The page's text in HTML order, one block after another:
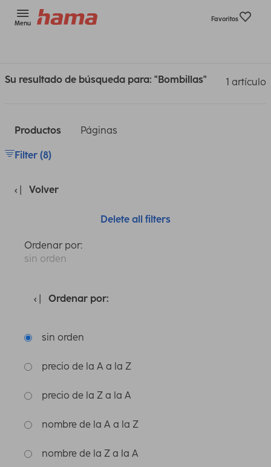
Menu
Favoritos
Su resultado de búsqueda para: "Bombillas" 1 artículo
Productos Páginas
Filter (8)
Volver
Delete all filters
Ordenar por:
sin orden
Ordenar por:
sin orden
precio de la A a la Z
precio de la Z a la A
nombre de la A a la Z
nombre de la Z a la A